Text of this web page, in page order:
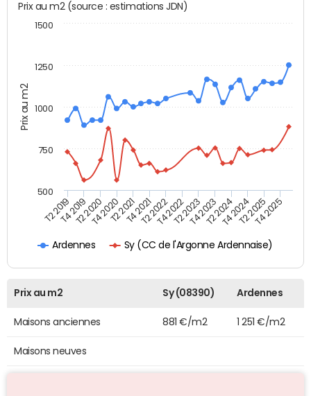
Prix au m2
Prix au m2 (source : estimations JDN)
Ardennes Sy (CC de l'Argonne Ardennaise)
T2 2019T4 2019T2 2020T4 2020T2 2021T4 2021T2 2022T4 2022T2 2023T4 2023T2 2024T4 2024T2 2025T4 2025
1000
500
750
1250
1500
Prix au m2 Sy (08390) Ardennes
Maisons anciennes 881 €/m2 1 251 €/m2
Maisons neuves